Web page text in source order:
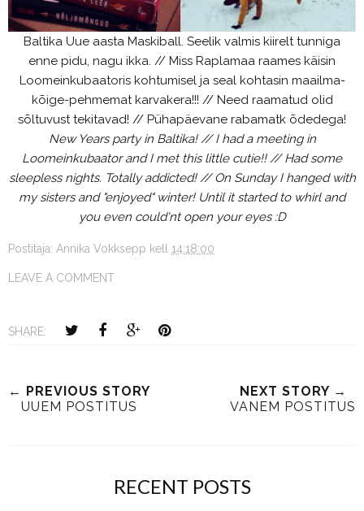
Baltika Uue aasta Maskiball. Seelik valmis kiirelt tunniga
enne pidu, nagu ikka. // Miss Raplamaa raames käisin
Loomeinkubaatoris kohtumisel ja seal kohtasin maailma-
kõige-pehmemat karvakera!!! // Need raamatud olid
sõltuvust tekitavad! // Pühapäevane rabamatk õdedega!
New Years party in Baltika! // I had a meeting in
Loomeinkubaator and I met this little cutie!! // Had some
sleepless nights. Totally addicted! // On Sunday I hanged with
my sisters and "enjoyed" winter! Until it started to whirl and
you even could'nt open your eyes :D
Postitaja: Annika Vokksepp kell 14:18:00
LEAVE A COMMENT
SHARE:
← PREVIOUS STORY
UUEM POSTITUS
NEXT STORY →
VANEM POSTITUS
RECENT POSTS